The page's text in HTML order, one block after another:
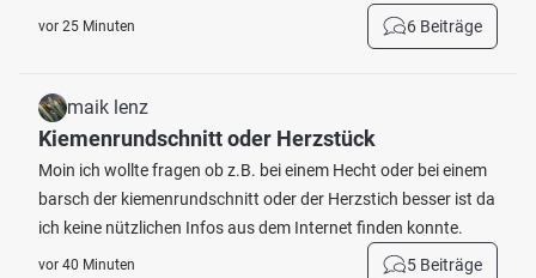
vor 25 Minuten 6 Beiträge
maik lenz
Kiemenrundschnitt oder Herzstück
Moin ich wollte fragen ob z.B. bei einem Hecht oder bei einem
barsch der kiemenrundschnitt oder der Herzstich besser ist da
ich keine nützlichen Infos aus dem Internet finden konnte.
vor 40 Minuten 5 Beiträge